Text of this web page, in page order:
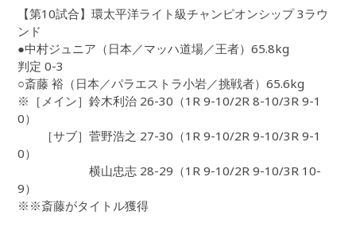
【第10試合】環太平洋ライト級チャンピオンシップ 3ラウ
ンド
●中村ジュニア（日本／マッハ道場／王者）65.8kg
判定 0-3
○斎藤 裕（日本／パラエストラ小岩／挑戦者）65.6kg
※［メイン］鈴木利治 26-30（1R 9-10/2R 8-10/3R 9-1
0）
［サブ］菅野浩之 27-30（1R 9-10/2R 9-10/3R 9-1
0）
横山忠志 28-29（1R 9-10/2R 9-10/3R 10-
9）
※※斎藤がタイトル獲得